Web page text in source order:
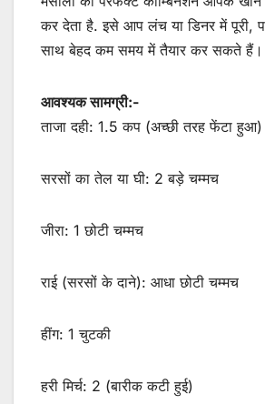
कर देता है. इसे आप लंच या डिनर में पूरी,
साथ बेहद कम समय में तैयार कर सकते हैं।
आवश्यक सामग्री:-
ताजा दही: 1.5 कप (अच्छी तरह फेंटा हुआ)
सरसों का तेल या घी: 2 बड़े चम्मच
जीरा: 1 छोटी चम्मच
राई (सरसों के दाने): आधा छोटी चम्मच
हींग: 1 चुटकी
हरी मिर्च: 2 (बारीक कटी हुई)